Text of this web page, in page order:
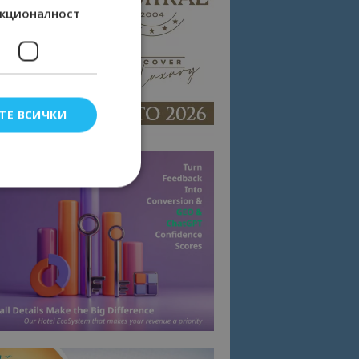
ВСИЧКИ
съгласието
на сайта.